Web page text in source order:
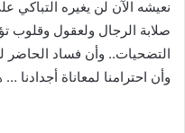
نعيشه الآن لن يغيره التباكي
صلابة الرجال ولعقول وقلوب
التضحيات.. وأن فساد الحاضر
وأن احترامنا لمعاناة أجدادنا